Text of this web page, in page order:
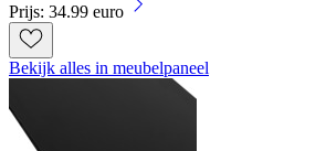
Prijs: 34.99 euro
Bekijk alles in meubelpaneel